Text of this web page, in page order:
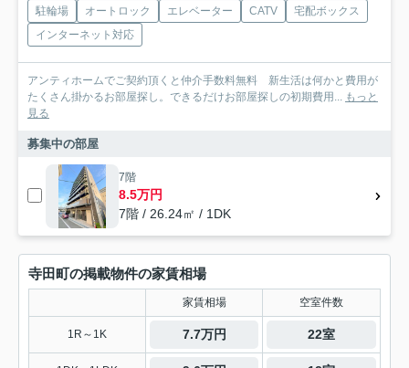
駐輪場 オートロック エレベーター CATV
宅配ボックス
インターネット対応
アンティホームでご契約頂くと仲介手数料無料 新生活は何かと費用が
たくさん掛かるお部屋探し。できるだけお部屋探しの初期費用... もっと
見る
募集中の部屋
7階
8.5万円
7階 / 26.24㎡ / 1DK
寺田町の掲載物件の家賃相場
家賃相場 空室件数
1R～1K 7.7万円 22室